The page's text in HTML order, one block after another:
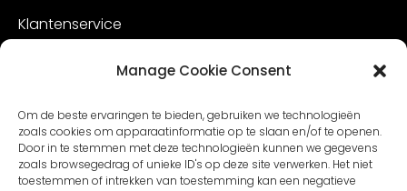
Manage Cookie Consent
Om de beste ervaringen te bieden, gebruiken we technologieën
zoals cookies om apparaatinformatie op te slaan en/of te openen.
Door in te stemmen met deze technologieën kunnen we gegevens
zoals browsegedrag of unieke ID's op deze site verwerken. Het niet
toestemmen of intrekken van toestemming kan een negatieve
Klantenservice